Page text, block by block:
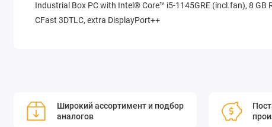
Industrial Box PC with Intel® Core™ i5-1145GRE (incl.fan), 8 GB
CFast 3DTLC, extra DisplayPort++
Широкий ассортимент и подбор
аналогов